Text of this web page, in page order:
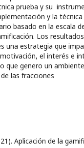
prueba y su
y la
basado en la escala
Los
una estrategia que
el interés e
que genero un
las fracciones
Aplicación de la